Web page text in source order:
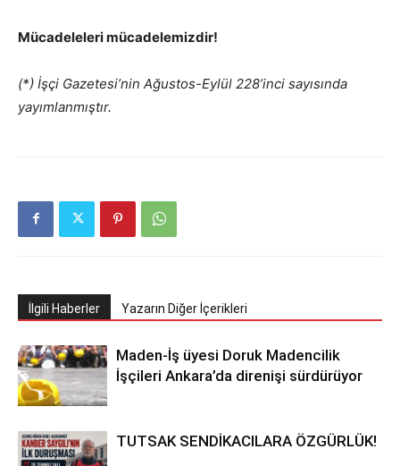
Mücadeleleri mücadelemizdir!
(*) İşçi Gazetesi’nin Ağustos-Eylül 228’inci sayısında
yayımlanmıştır.
İlgili Haberler Yazarın Diğer İçerikleri
Maden-İş üyesi Doruk Madencilik
İşçileri Ankara’da direnişi sürdürüyor
TUTSAK SENDİKACILARA ÖZGÜRLÜK!